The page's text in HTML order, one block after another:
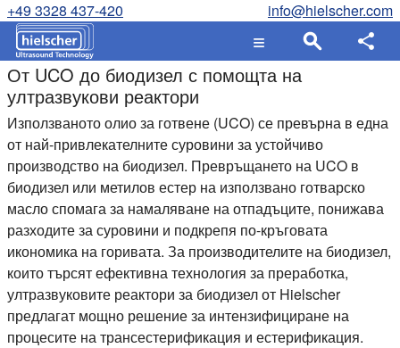
+49 3328 437-420 info@hielscher.com
От UCO до биодизел с помощта на
ултразвукови реактори
Използваното олио за готвене (UCO) се превърна в една
от най-привлекателните суровини за устойчиво
производство на биодизел. Превръщането на UCO в
биодизел или метилов естер на използвано готварско
масло спомага за намаляване на отпадъците, понижава
разходите за суровини и подкрепя по-кръговата
икономика на горивата. За производителите на биодизел,
които търсят ефективна технология за преработка,
ултразвуковите реактори за биодизел от Hielscher
предлагат мощно решение за интензифициране на
процесите на трансестерификация и естерификация.